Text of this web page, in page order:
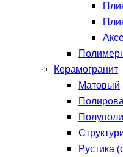
Керамогранит
Матовый
Рустика